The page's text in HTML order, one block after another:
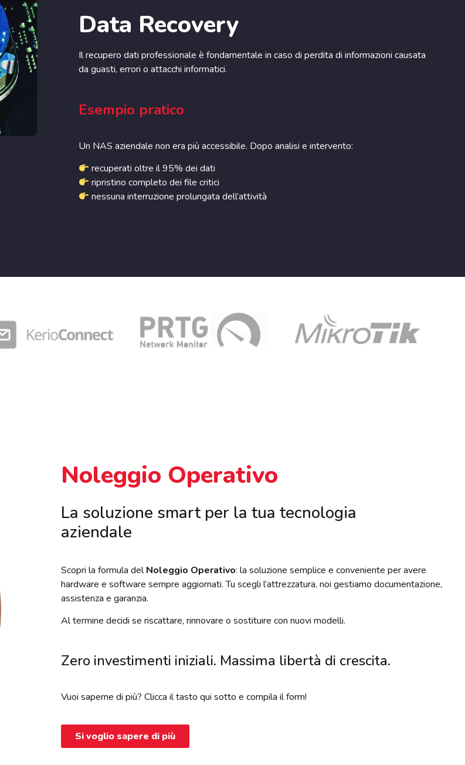
Data Recovery
Il recupero dati professionale è fondamentale in caso di perdita di informazioni causata
da guasti, errori o attacchi informatici.
Esempio pratico
Un NAS aziendale non era più accessibile. Dopo analisi e intervento:
recuperati oltre il 95% dei dati
ripristino completo dei file critici
nessuna interruzione prolungata dell’attività
Noleggio Operativo
La soluzione smart per la tua tecnologia
aziendale
Scopri la formula delNoleggio Operativo: la soluzione semplice e conveniente per avere
hardware e software sempre aggiornati. Tu scegli l’attrezzatura, noi gestiamo documentazione,
assistenza e garanzia.
Al termine decidi se riscattare, rinnovare o sostituire con nuovi modelli.
Zero investimenti iniziali. Massima libertà di crescita.
Vuoi saperne di più? Clicca il tasto qui sotto e compila il form!
Si voglio sapere di più